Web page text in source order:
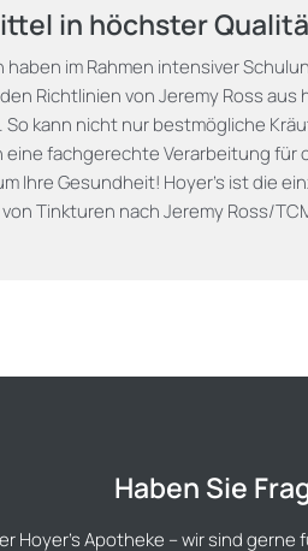
in höchster
im Rahmen intensiver
Richtlinien von Jeremy Ross
kann nicht nur bestmögliche
fachgerechte Verarbeitung für
Ihre Gesundheit! Hoyer's ist die
Tinkturen nach Jeremy Ross/
Haben Sie
Hoyer's Apotheke – wir sind